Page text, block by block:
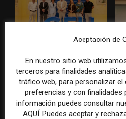
Cardenal Herrera presenta
un informe con pautas para
informar sobre el suicidio
Aceptación de
En nuestro sitio web
terceros para finalidades
tráfico web, para personalizar
preferencias y con finalidades
información puedes consultar
AQUÍ. Puedes aceptar y